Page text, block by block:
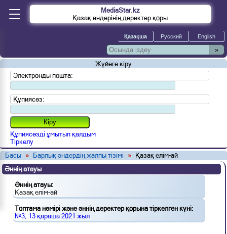
MediaStar.kz
Қазақ әндерінің деректер қоры
»
Жүйеге кіру
Электронды пошта:
Құпиясөз:
Құпиясөзді ұмытып қалдым
Тіркелу
Басы » Барлық әндердің жалпы тізімі »
Қазақ елім-ай
Әннің атауы
Әннің атауы:
Қазақ елім-ай
Топтама нөмірі және әннің деректер қорына тіркелген күні:
№3, 13 қараша 2021 жыл